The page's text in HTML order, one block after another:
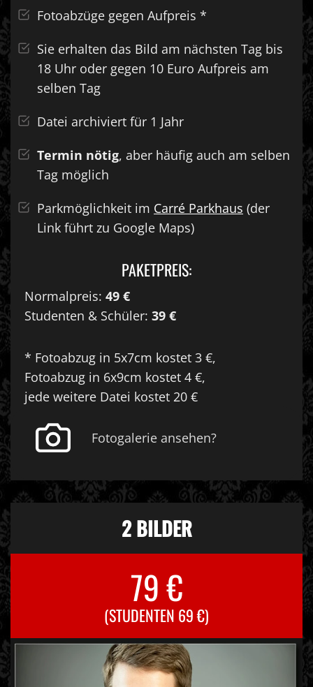
Fotoabzüge gegen Aufpreis *
Sie erhalten das Bild am nächsten Tag bis
18 Uhr oder gegen 10 Euro Aufpreis am
selben Tag
Datei archiviert für 1 Jahr
Termin nötig, aber häufig auch am selben
Tag möglich
Parkmöglichkeit im Carré Parkhaus (der
Link führt zu Google Maps)
PAKETPREIS:
Normalpreis: 49 €
Studenten & Schüler: 39 €
* Fotoabzug in 5x7cm kostet 3 €,
Fotoabzug in 6x9cm kostet 4 €,
jede weitere Datei kostet 20 €
Fotogalerie ansehen?
2 BILDER
79 €
(STUDENTEN 69 €)